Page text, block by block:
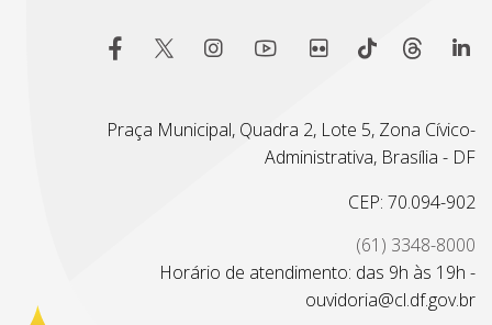
Praça Municipal, Quadra 2, Lote 5, Zona Cívico-
Administrativa, Brasília - DF
CEP: 70.094-902
(61) 3348-8000
Horário de atendimento: das 9h às 19h -
ouvidoria@cl.df.gov.br